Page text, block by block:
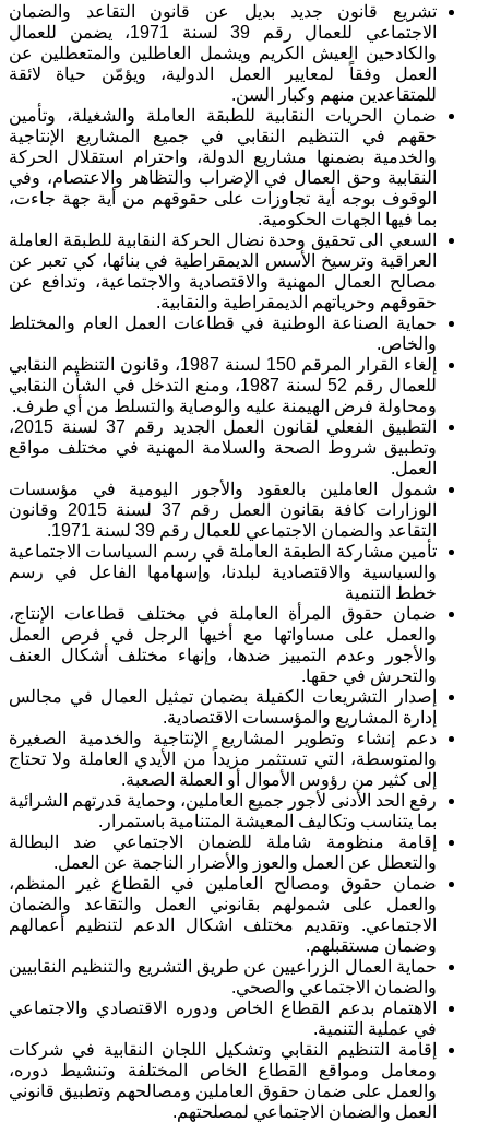
تشريع قانون جديد بديل عن قانون التقاعد والضمان
الاجتماعي للعمال رقم 39 لسنة 1971، يضمن للعمال
والكادحين العيش الكريم ويشمل العاطلين والمتعطلين عن
العمل وفقاً لمعايير العمل الدولية، ويؤمّن حياة لائقة
للمتقاعدين منهم وكبار السن.
ضمان الحريات النقابية للطبقة العاملة والشغيلة، وتأمين
حقهم في التنظيم النقابي في جميع المشاريع الإنتاجية
والخدمية بضمنها مشاريع الدولة، واحترام استقلال الحركة
النقابية وحق العمال في الإضراب والتظاهر والاعتصام، وفي
الوقوف بوجه أية تجاوزات على حقوقهم من أية جهة جاءت،
بما فيها الجهات الحكومية.
السعي الى تحقيق وحدة نضال الحركة النقابية للطبقة العاملة
العراقية وترسيخ الأسس الديمقراطية في بنائها، كي تعبر عن
مصالح العمال المهنية والاقتصادية والاجتماعية، وتدافع عن
حقوقهم وحرياتهم الديمقراطية والنقابية.
حماية الصناعة الوطنية في قطاعات العمل العام والمختلط
والخاص.
إلغاء القرار المرقم 150 لسنة 1987، وقانون التنظيم النقابي
للعمال رقم 52 لسنة 1987، ومنع التدخل في الشأن النقابي
ومحاولة فرض الهيمنة عليه والوصاية والتسلط من أي طرف.
التطبيق الفعلي لقانون العمل الجديد رقم 37 لسنة 2015،
وتطبيق شروط الصحة والسلامة المهنية في مختلف مواقع
العمل.
شمول العاملين بالعقود والأجور اليومية في مؤسسات
الوزارات كافة بقانون العمل رقم 37 لسنة 2015 وقانون
التقاعد والضمان الاجتماعي للعمال رقم 39 لسنة 1971.
تأمين مشاركة الطبقة العاملة في رسم السياسات الاجتماعية
والسياسية والاقتصادية لبلدنا، وإسهامها الفاعل في رسم
خطط التنمية
ضمان حقوق المرأة العاملة في مختلف قطاعات الإنتاج،
والعمل على مساواتها مع أخيها الرجل في فرص العمل
والأجور وعدم التمييز ضدها، وإنهاء مختلف أشكال العنف
والتحرش في حقها.
إصدار التشريعات الكفيلة بضمان تمثيل العمال في مجالس
إدارة المشاريع والمؤسسات الاقتصادية.
دعم إنشاء وتطوير المشاريع الإنتاجية والخدمية الصغيرة
والمتوسطة، التي تستثمر مزيداً من الأيدي العاملة ولا تحتاج
إلى كثير من رؤوس الأموال أو العملة الصعبة.
رفع الحد الأدنى لأجور جميع العاملين، وحماية قدرتهم الشرائية
بما يتناسب وتكاليف المعيشة المتنامية باستمرار.
إقامة منظومة شاملة للضمان الاجتماعي ضد البطالة
والتعطل عن العمل والعوز والأضرار الناجمة عن العمل.
ضمان حقوق ومصالح العاملين في القطاع غير المنظم،
والعمل على شمولهم بقانوني العمل والتقاعد والضمان
الاجتماعي. وتقديم مختلف اشكال الدعم لتنظيم أعمالهم
وضمان مستقبلهم.
حماية العمال الزراعيين عن طريق التشريع والتنظيم النقابيين
والضمان الاجتماعي والصحي.
الاهتمام بدعم القطاع الخاص ودوره الاقتصادي والاجتماعي
في عملية التنمية.
إقامة التنظيم النقابي وتشكيل اللجان النقابية في شركات
ومعامل ومواقع القطاع الخاص المختلفة وتنشيط دوره،
والعمل على ضمان حقوق العاملين ومصالحهم وتطبيق قانوني
العمل والضمان الاجتماعي لمصلحتهم.